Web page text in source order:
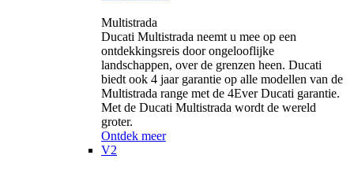
Multistrada
Ducati Multistrada neemt u mee op een
ontdekkingsreis door ongelooflijke
landschappen, over de grenzen heen. Ducati
biedt ook 4 jaar garantie op alle modellen van de
Multistrada range met de 4Ever Ducati garantie.
Met de Ducati Multistrada wordt de wereld
groter.
Ontdek meer
V2